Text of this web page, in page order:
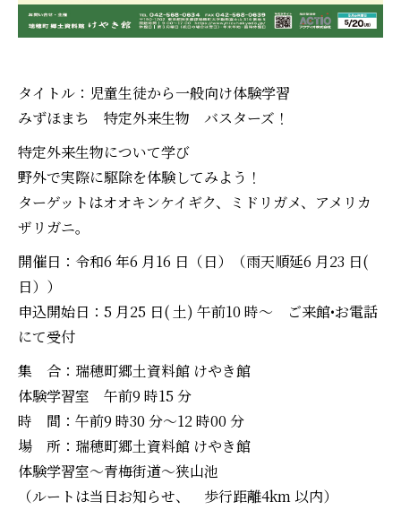
タイトル：児童生徒から一般向け体験学習
みずほまち 特定外来生物 バスターズ！
特定外来生物について学び
野外で実際に駆除を体験してみよう！
ターゲットはオオキンケイギク、ミドリガメ、アメリカ
ザリガニ。
開催日：令和6 年6 月16 日（日）（雨天順延6 月23 日(
日））
申込開始日：5 月25 日( 土) 午前10 時～ ご来館•お電話
にて受付
集 合：瑞穂町郷土資料館 けやき館
体験学習室 午前9 時15 分
時 間：午前9 時30 分～12 時00 分
場 所：瑞穂町郷土資料館 けやき館
体験学習室～青梅街道～狭山池
（ルートは当日お知らせ、 歩行距離4km 以内）